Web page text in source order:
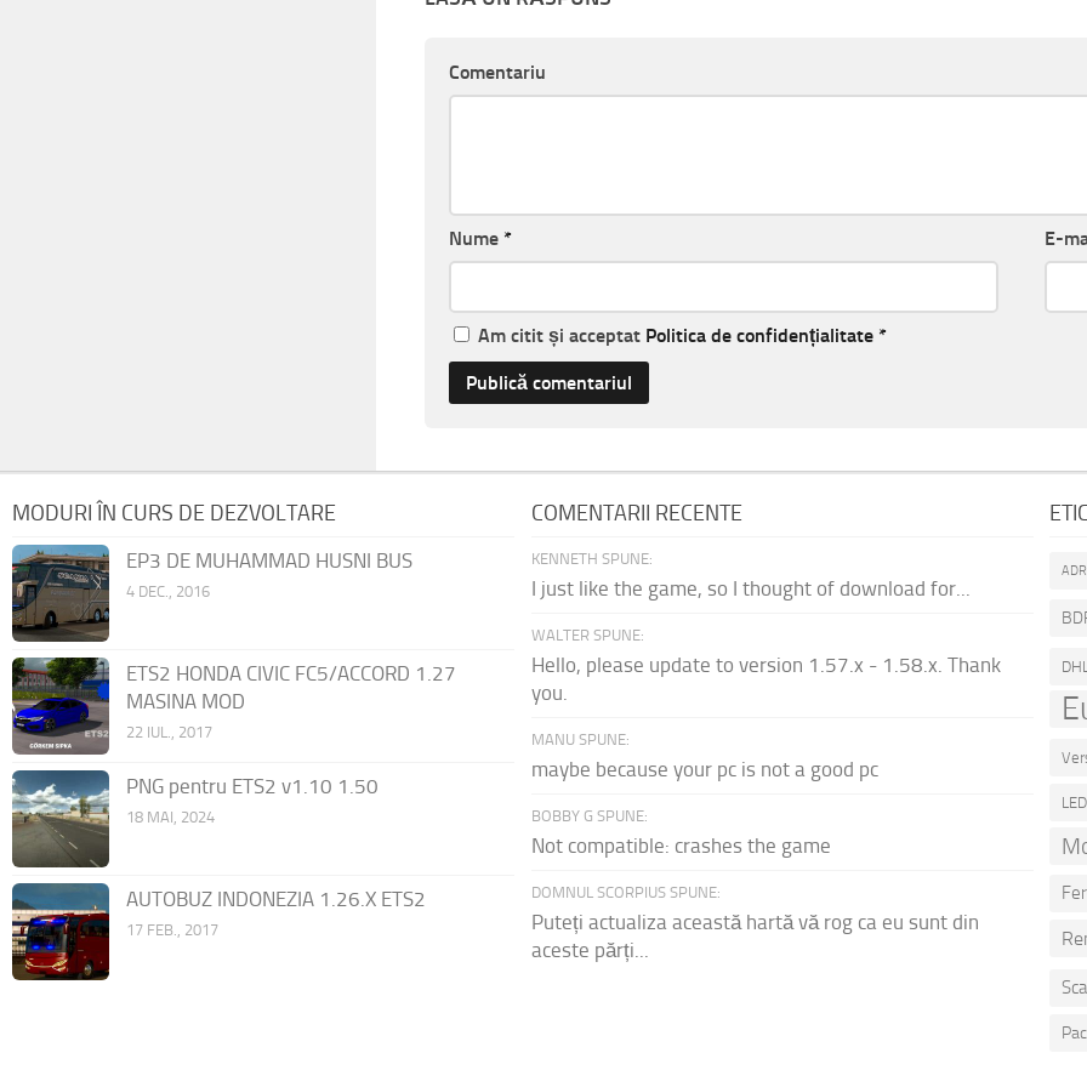
Comentariu
Nume * E-
Am citit și acceptat Politica de confidențialitate *
MODURI ÎN CURS DE DEZVOLTARE
EP3 DE MUHAMMAD HUSNI BUS
4 DEC., 2016
ETS2 HONDA CIVIC FC5/ACCORD 1.27
MASINA MOD
22 IUL., 2017
PNG pentru ETS2 v1.10 1.50
18 MAI, 2024
AUTOBUZ INDONEZIA 1.26.X ETS2
17 FEB., 2017
COMENTARII RECENTE
KENNETH SPUNE:
I just like the game, so I thought of download for...
WALTER SPUNE:
Hello, please update to version 1.57.x - 1.58.x. Thank
you.
MANU SPUNE:
maybe because your pc is not a good pc
BOBBY G SPUNE:
Not compatible: crashes the game
DOMNUL SCORPIUS SPUNE:
Puteți actualiza această hartă vă rog ca eu sunt din
aceste părți...
ADR
DHL
LED